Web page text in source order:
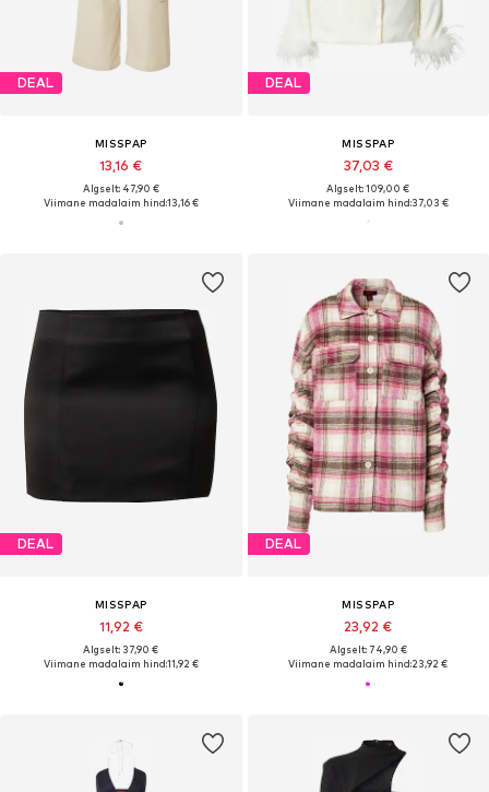
DEAL
MISSPAP
13,16 €
Algselt: 47,90 €
Viimane madalaim hind:13,16 €
DEAL
MISSPAP
37,03 €
Algselt: 109,00 €
Viimane madalaim hind:37,03 €
DEAL
MISSPAP
11,92 €
Algselt: 37,90 €
Viimane madalaim hind:11,92 €
DEAL
MISSPAP
23,92 €
Algselt: 74,90 €
Viimane madalaim hind:23,92 €